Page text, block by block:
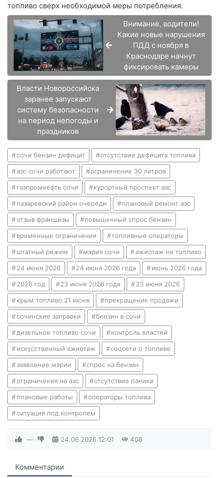
топливо сверх необходимой меры потребления.
Внимание, водители!
Какие новые нарушения
ПДД с ноября в
Краснодаре начнут
фиксировать камеры
Власти Новороссийска
заранее запускают
систему безопасности
на период непогоды и
праздников
сочи бензин дефицит отсутствие дефицита топлива
азс сочи работают ограничение 30 литров
газпромнефть сочи курортный проспект азс
лазаревский район очереди плановый ремонт азс
отзыв франшизы повышенный спрос бензин
временные ограничения топливные операторы
штатный режим мэрия сочи ажиотаж на топливо
24 июня 2026 24 июня 2026 года июнь 2026 года
2026 год 23 июня 2026 года 23 июня 2026
крым топливо 21 июня прекращение продажи
сочинские заправки бензин в сочи
дизельное топливо сочи контроль властей
искусственный ажиотаж соцсети о топливе
заявление мэрии спрос на бензин
ограничения на азс отсутствие паники
плановые работы операторы топлива
ситуация под контролем
— 24.06.2026 12:01 408
Комментарии